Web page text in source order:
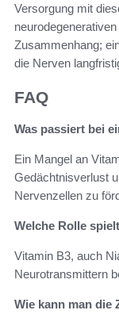
Versorgung mit
Zusammenhang;
die Nerven
FAQ
Was passiert bei
Ein Mangel an
Gedächtnisverlust
Nervenzellen zu
Welche Rolle
Vitamin B3, auch
Neurotransmittern
Wie kann man die